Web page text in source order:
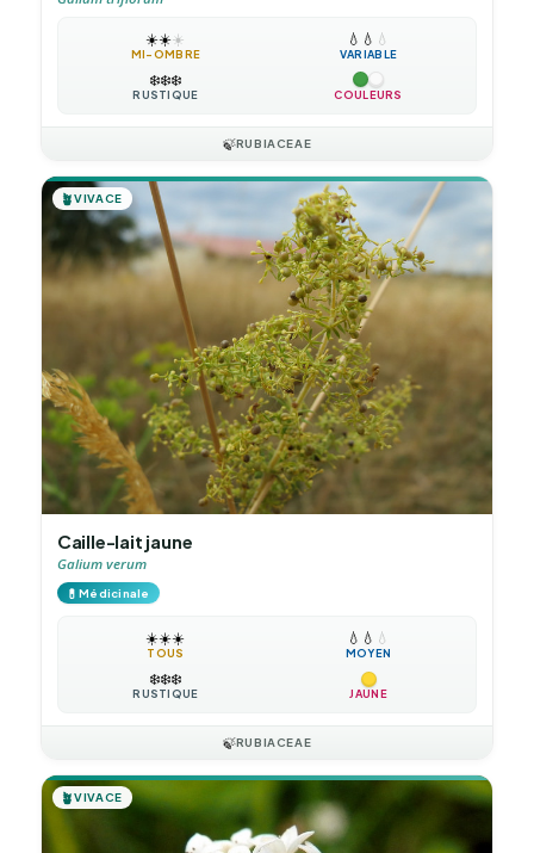
☀️☀️☀️
MI-OMBRE
💧 💧 💧
VARIABLE
❄️❄️❄️
RUSTIQUE COULEURS
🍃RUBIACEAE
🪴VIVACE
Caille-lait jaune
Galium verum
💊Médicinale
☀️☀️☀️
TOUS
💧 💧 💧
MOYEN
❄️❄️❄️
RUSTIQUE JAUNE
🍃RUBIACEAE
🪴VIVACE